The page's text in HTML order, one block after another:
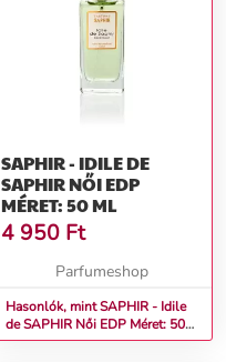
SAPHIR - IDILE DE
SAPHIR NŐI EDP
MÉRET: 50 ML
4 950 Ft
Parfumeshop
Hasonlók, mint SAPHIR - Idile
de SAPHIR Női EDP Méret: 50
ml